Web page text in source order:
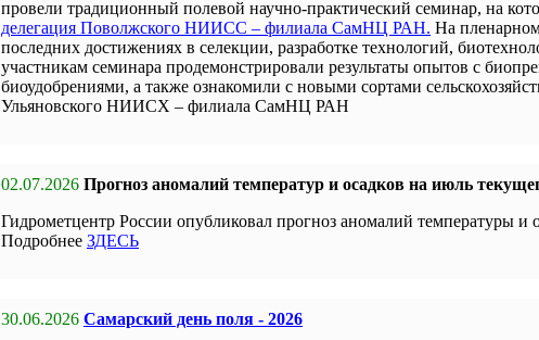
провели традиционный полевой научно-практический семинар, на
делегация Поволжского НИИСС – филиала СамНЦ РАН. На
последних достижениях в селекции, разработке технологий,
участникам семинара продемонстрировали результаты опытов с
биоудобрениями, а также ознакомили с новыми сортами
Ульяновского НИИСХ – филиала СамНЦ РАН
02.07.2026 Прогноз аномалий температур и осадков на июль
Гидрометцентр России опубликовал прогноз аномалий температуры и
Подробнее ЗДЕСЬ
30.06.2026 Самарский день поля - 2026